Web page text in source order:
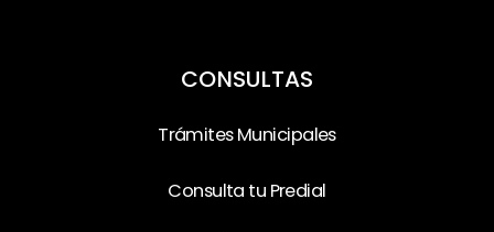
CONSULTAS
Trámites Municipales
Consulta tu Predial